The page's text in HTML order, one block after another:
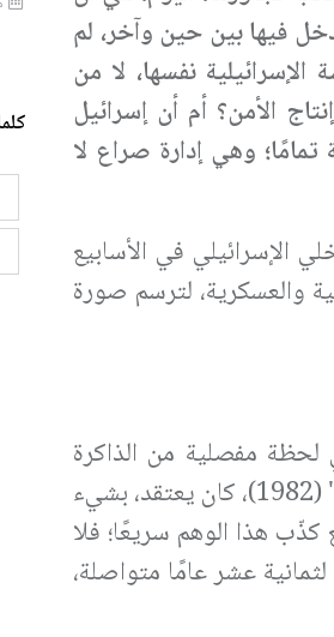
فيها بين حين وآخر، لم
نفسها، لا من
الأمن؟ أم أن إسرائيل
وهي إدارة صراع لا
الإسرائيلي في الأسابيع
والعسكرية، لترسم صورة
لحظة مفصلية من الذاكرة
الإسرائيلية: حين خرج رئيس الوزراء الأسبق مناحيم بيغن إلى ما سمّاه حرب "سلامة الجليل" (1982)، كان يعتقد، بشيء
كذّب هذا الوهم سريعًا؛ فلا
عشر عامًا متواصلة،